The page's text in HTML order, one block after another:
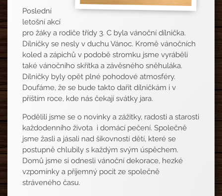
Poslední
letošní akcí
pro žáky a rodiče třídy 3. C byla vánoční dílnička.
Dílničky se nesly v duchu Vánoc. Kromě vánočních
koled a zápichů v podobě stromku jsme vyráběli
také vánočního skřítka a závěsného sněhuláka.
Dílničky byly opět plné pohodové atmosféry.
Doufáme, že se bude takto dařit dílničkám i v
příštím roce, kde nás čekají svátky jara.
Podělili jsme se o novinky a zážitky, radosti a starosti
každodenního života i domácí pečení. Společně
jsme žasli a jásali nad šikovností dětí, které se
postupně chlubily s každým svým úspěchem.
Domů jsme si odnesli vánoční dekorace, hezké
vzpomínky a příjemný pocit ze společně
stráveného času.